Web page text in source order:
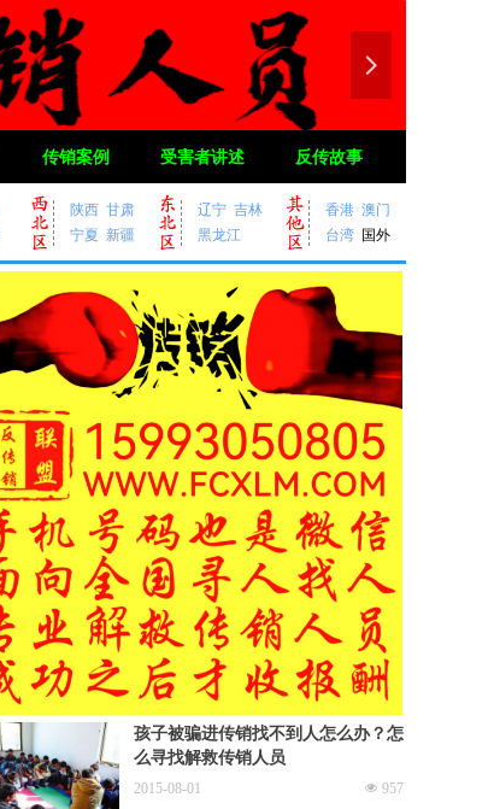
传销案例 受害者讲述 反传故事
넲
陕西 甘肃
宁夏 新疆
辽宁 吉林
黑龙江
香港 澳门
台湾 国外
孩子被骗进传销找不到人怎么办？怎
么寻找解救传销人员
넶 957
2015-08-01